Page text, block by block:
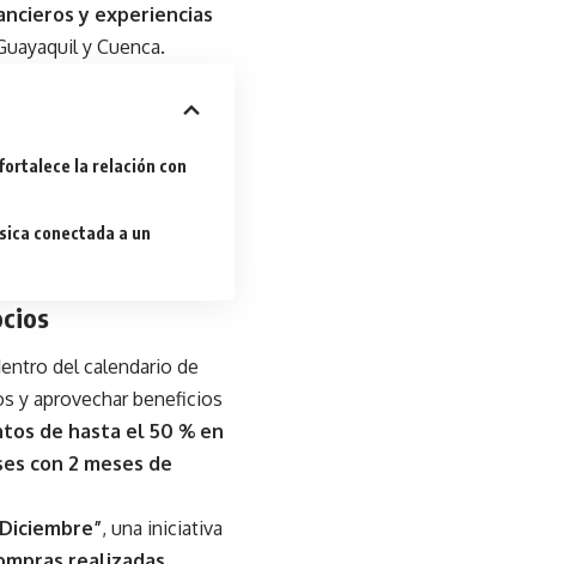
y experiencias
y Cuenca.
la relación con
conectada a un
del calendario de
y aprovechar beneficios
de hasta el 50 % en
con 2 meses de
, una iniciativa